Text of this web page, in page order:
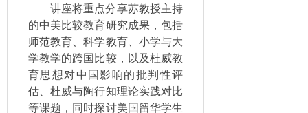
讲座将重点分享苏教授主持
的中美比较教育研究成果，包括
师范教育、科学教育、小学与大
学教学的跨国比较，以及杜威教
育思想对中国影响的批判性评
估、杜威与陶行知理论实践对比
等课题，同时探讨美国留华学生